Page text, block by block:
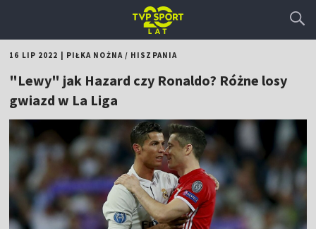
16 LIP 2022 PIŁKA NOŻNA/ HISZPANIA
"Lewy" jak Hazard czy Ronaldo? Różne losy
gwiazd w La Liga